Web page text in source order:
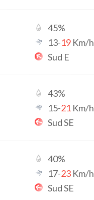
45%
13-19 Km/h
Sud E
43%
15-21 Km/h
Sud SE
40%
17-23 Km/h
Sud SE